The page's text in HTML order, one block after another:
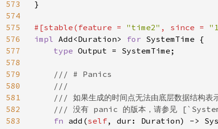
573
574
575
576
577
578
579
580
581
582
583
}
#[stable(feature = "time2" , since =
impl Add<Duration> for SystemTime {
type Output = SystemTime;
/// # Panics
    ///
/// 如果生成的时间点无法由底层数据结构表
/// 没有 panic 的版本，请参见
fn add(self, dur: Duration) ->